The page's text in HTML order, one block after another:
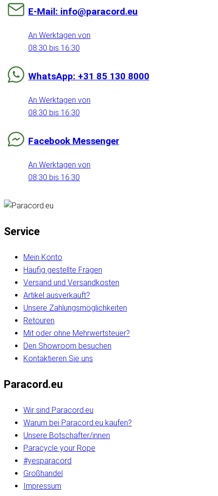
E-Mail: info@paracord.eu
An Werktagen von
08:30 bis 16:30
WhatsApp: +31 85 130 8000
An Werktagen von
08:30 bis 16:30
Facebook Messenger
An Werktagen von
08:30 bis 16:30
Service
Mein Konto
Häufig gestellte Fragen
Versand und Versandkosten
Artikel ausverkauft?
Unsere Zahlungsmöglichkeiten
Retouren
Mit oder ohne Mehrwertsteuer?
Den Showroom besuchen
Kontaktieren Sie uns
Paracord.eu
Wir sind Paracord.eu
Warum bei Paracord.eu kaufen?
Unsere Botschafter/innen
Paracycle your Rope
#yesparacord
Großhandel
Impressum